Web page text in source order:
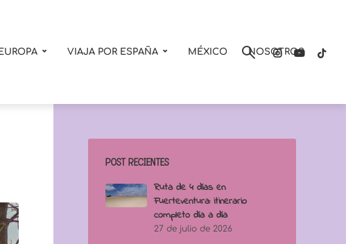
VIAJA POR ESPAÑA MÉXICO NOSOTROS
POST RECIENTES
Ruta de 4 días en
Fuerteventura: itinerario
completo día a día
27 de julio de 2026